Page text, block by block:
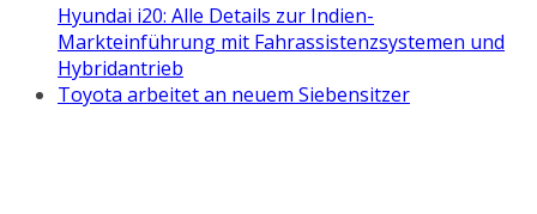
Hyundai i20: Alle Details zur Indien-
Markteinführung mit Fahrassistenzsystemen und
Hybridantrieb
Toyota arbeitet an neuem Siebensitzer